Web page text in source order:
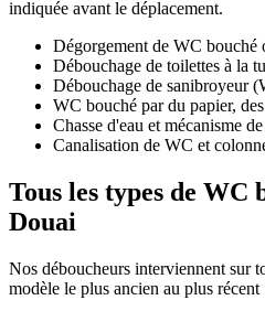
indiquée avant le déplacement.
Dégorgement de WC bouché
Débouchage de toilettes à la
Débouchage de sanibroyeur
WC bouché par du papier,
Chasse d'eau et mécanisme
Canalisation de WC et
Tous les types de WC
Douai
Nos déboucheurs interviennent sur
modèle le plus ancien au plus récent